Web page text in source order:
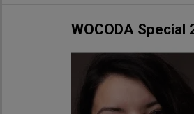
WOCODA Special